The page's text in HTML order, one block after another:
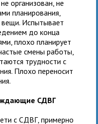
организован, не
планирования,
вещи. Испытывает
до конца
плохо планирует
смены работы,
трудности с
Плохо переносит
СДВГ
с СДВГ, примерно